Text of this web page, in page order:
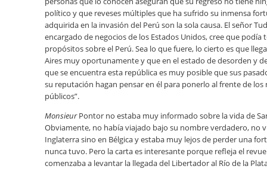
político y que reveses múltiples que ha sufrido su inmensa
adquirida en la invasión del Perú son la sola causa. El señor
encargado de negocios de los Estados Unidos, cree que podía
propósitos sobre el Perú. Sea lo que fuere, lo cierto es que
Aires muy oportunamente y que en el estado de desorden y
que se encuentra esta república es muy posible que sus
su reputación hagan pensar en él para ponerlo al frente de los
públicos”.
MonsieurPontor no estaba muy informado sobre la vida de
Obviamente, no había viajado bajo su nombre verdadero, no
Inglaterra sino en Bélgica y estaba muy lejos de perder una
nunca tuvo. Pero la carta es interesante porque refleja el
comenzaba a levantar la llegada del Libertador al Río de la